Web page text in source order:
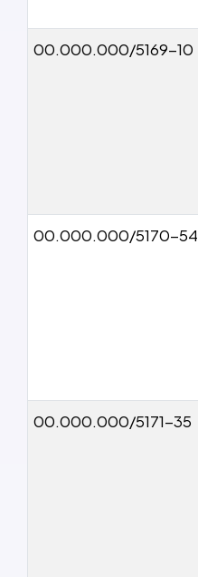
00.000.000/5169-10
00.000.000/5170-54
00.000.000/5171-35